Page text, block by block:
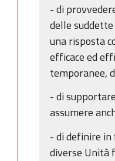
- di
delle
una risposta
efficace ed
temporanee,
- di
assumere
- di definire
diverse Unità